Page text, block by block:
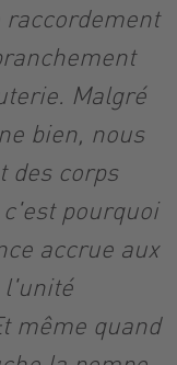
raccordement
Malgré
bien, nous
des corps
pourquoi
accrue aux
l'unité
même quand